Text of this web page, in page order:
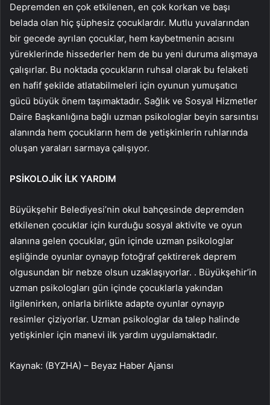
Depremden en çok etkilenen, en çok korkan ve başı
belada olan hiç şüphesiz çocuklardır. Mutlu yuvalarından
bir gecede ayrılan çocuklar, hem kaybetmenin acısını
yüreklerinde hissederler hem de bu yeni duruma alışmaya
çalışırlar. Bu noktada çocukların ruhsal olarak bu felaketi
en hafif şekilde atlatabilmeleri için oyunun yumuşatıcı
gücü büyük önem taşımaktadır. Sağlık ve Sosyal Hizmetler
Daire Başkanlığına bağlı uzman psikologlar beyin sarsıntısı
alanında hem çocukların hem de yetişkinlerin ruhlarında
oluşan yaraları sarmaya çalışıyor.
PSİKOLOJİK İLK YARDIM
Büyükşehir Belediyesi’nin okul bahçesinde depremden
etkilenen çocuklar için kurduğu sosyal aktivite ve oyun
alanına gelen çocuklar, gün içinde uzman psikologlar
eşliğinde oyunlar oynayıp fotoğraf çektirerek deprem
olgusundan bir nebze olsun uzaklaşıyorlar. . Büyükşehir’in
uzman psikologları gün içinde çocuklarla yakından
ilgilenirken, onlarla birlikte adapte oyunlar oynayıp
resimler çiziyorlar. Uzman psikologlar da talep halinde
yetişkinler için manevi ilk yardım uygulamaktadır.
Kaynak: (BYZHA) – Beyaz Haber Ajansı